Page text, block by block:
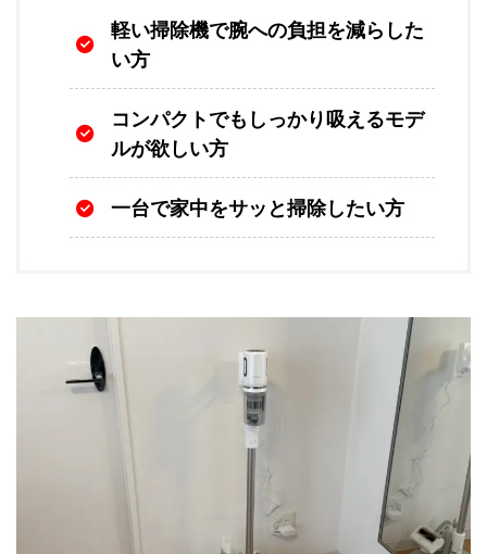
軽い掃除機で腕への負担を減らした
い方
コンパクトでもしっかり吸えるモデ
ルが欲しい方
一台で家中をサッと掃除したい方